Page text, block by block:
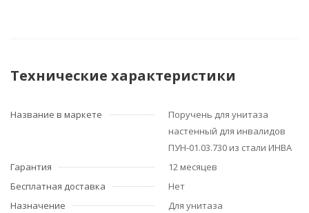
Технические характеристики
Название в маркете
Поручень для унитаза
настенный для инвалидов
ПУН-01.03.730 из стали ИНВА
Гарантия
12 месяцев
Бесплатная доставка
Нет
Назначение
Для унитаза